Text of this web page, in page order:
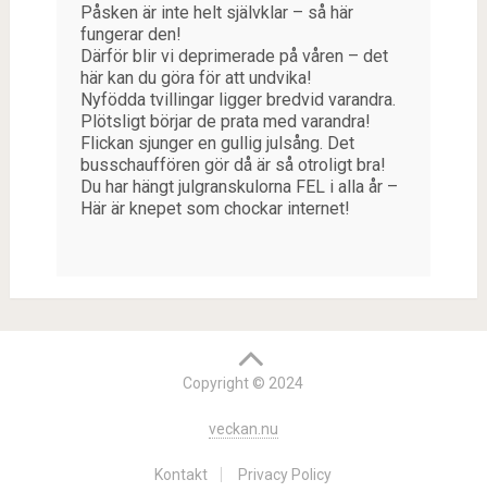
Påsken är inte helt självklar – så här
fungerar den!
Därför blir vi deprimerade på våren – det
här kan du göra för att undvika!
Nyfödda tvillingar ligger bredvid varandra.
Plötsligt börjar de prata med varandra!
Flickan sjunger en gullig julsång. Det
busschauffören gör då är så otroligt bra!
Du har hängt julgranskulorna FEL i alla år –
Här är knepet som chockar internet!
Copyright © 2024
veckan.nu
Kontakt Privacy Policy